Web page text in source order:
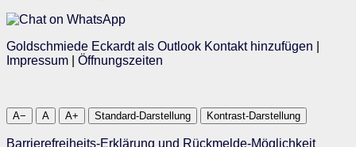
Goldschmiede Eckardt als Outlook Kontakt hinzufügen
Impressum
Öffnungszeiten
A− A A+ Standard-Darstellung Kontrast-Darstellung
Barrierefreiheits-Erklärung und Rückmelde-Möglichkeit